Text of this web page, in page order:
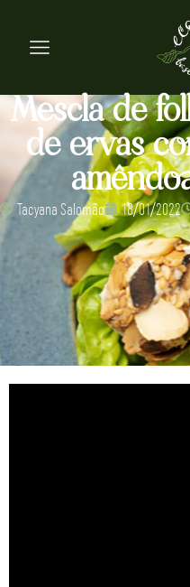
Mescla de
de ervas
Tacyana Salomão 18/01/2022